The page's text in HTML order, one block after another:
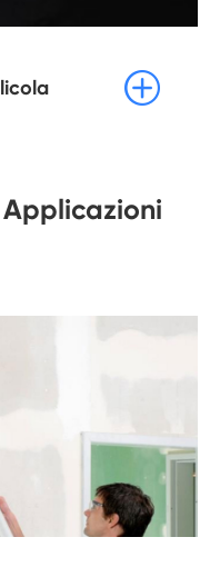

Applicazioni